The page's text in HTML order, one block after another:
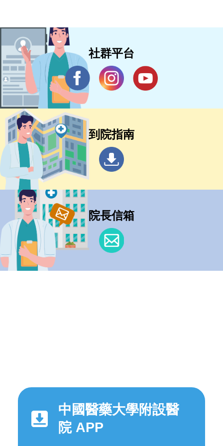
社群平台
到院指南
院長信箱
中國醫藥大學附設醫
院 APP